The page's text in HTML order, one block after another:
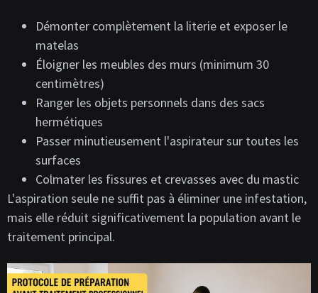
Démonter complètement la literie et exposer le
matelas
Éloigner les meubles des murs (minimum 30
centimètres)
Ranger les objets personnels dans des sacs
hermétiques
Passer minutieusement l'aspirateur sur toutes les
surfaces
Colmater les fissures et crevasses avec du mastic
L'aspiration seule ne suffit pas à éliminer une infestation,
mais elle réduit significativement la population avant le
traitement principal.